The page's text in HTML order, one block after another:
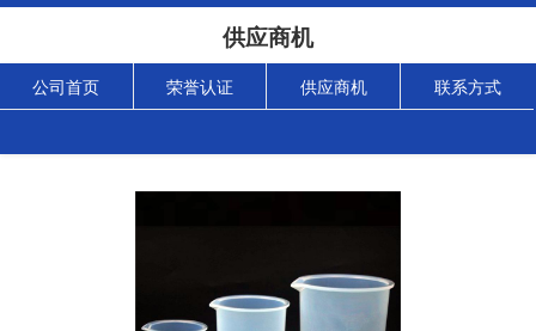
供应商机
公司首页 荣誉认证 供应商机 联系方式